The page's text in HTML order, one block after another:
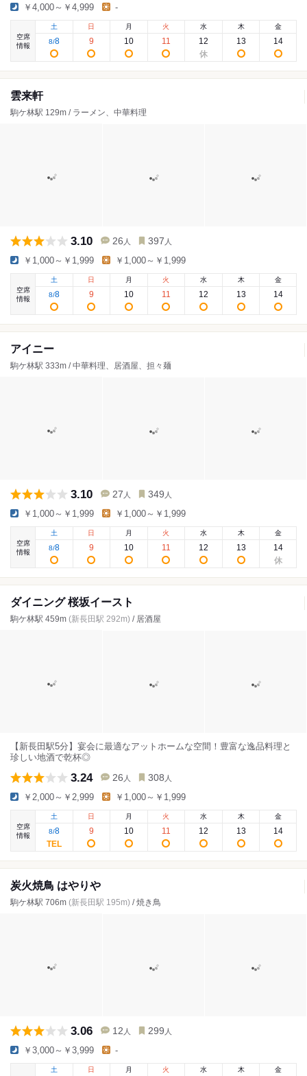
￥4,000～￥4,999 -
空席
情報
土
8/8
日
9
月
10
火
11
水
12
木
13
金
14
雲来軒
駒ケ林駅 129m / ラーメン、中華料理
3.10 26 人 397 人
￥1,000～￥1,999 ￥1,000～￥1,999
空席
情報
土
8/8
日
9
月
10
火
11
水
12
木
13
金
14
アイニー
駒ケ林駅 333m / 中華料理、居酒屋、担々麺
3.10 27 人 349 人
￥1,000～￥1,999 ￥1,000～￥1,999
空席
情報
土
8/8
日
9
月
10
火
11
水
12
木
13
金
14
ダイニング 桜坂イースト
駒ケ林駅 459m (新長田駅 292m) / 居酒屋
【新長田駅5分】宴会に最適なアットホームな空間！豊富な逸品料理と
珍しい地酒で乾杯◎
3.24 26 人 308 人
￥2,000～￥2,999 ￥1,000～￥1,999
空席
情報
土
8/8
日
9
月
10
火
11
水
12
木
13
金
14
炭火焼鳥 はやりや
駒ケ林駅 706m (新長田駅 195m) / 焼き鳥
3.06 12 人 299 人
￥3,000～￥3,999 -
土 日 月 火 水 木 金